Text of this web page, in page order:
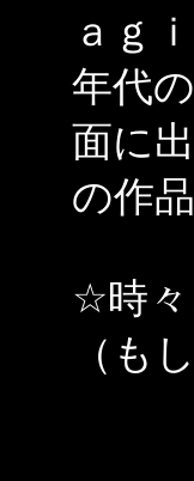
ａｇ
年代
面に
の作
☆時々
（も